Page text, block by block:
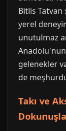
Bitlis
yerel
unutulmaz
gelenekler
de
Takı ve